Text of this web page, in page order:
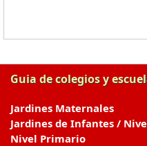
Guia de colegios y
Jardines Maternales
Jardines de Infantes /
Nivel Primario